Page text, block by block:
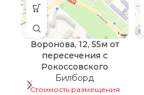
Воронова, 12, 55м от
пересечения с
Рокоссовского
Билборд
Стоимость размещения